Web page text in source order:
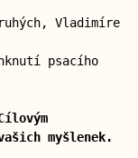
Vladimíre
psacího
myšlenek.